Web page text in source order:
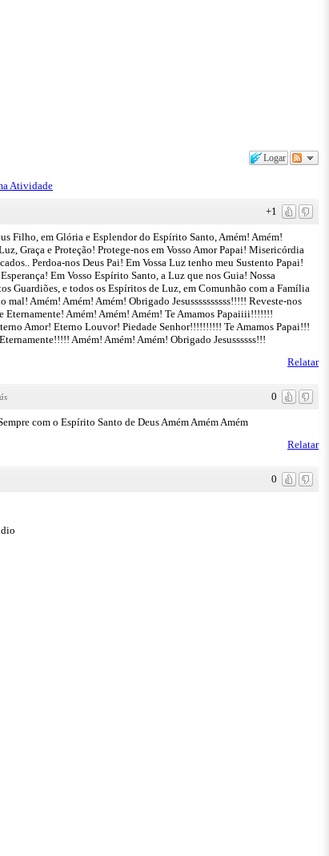
Logar
Atividade
+1
Filho, em Glória e Esplendor do Espírito Santo, Amém! Amém!
Graça e Proteção! Protege-nos em Vosso Amor Papai! Misericórdia
Perdoa-nos Deus Pai! Em Vossa Luz tenho meu Sustento Papai!
Em Vosso Espírito Santo, a Luz que nos Guia! Nossa
Guardiões, e todos os Espíritos de Luz, em Comunhão com a Família
Amém! Amém! Amém! Obrigado Jesussssssssss!!!!! Reveste-nos
e Eternamente! Amém! Amém! Amém! Te Amamos Papaiiii!!!!!!!
Amor! Eterno Louvor! Piedade Senhor!!!!!!!!!! Te Amamos Papai!!!
Amém! Amém! Amém! Obrigado Jesussssss!!!
Relatar
0
com o Espírito Santo de Deus Amém Amém Amém
Relatar
0